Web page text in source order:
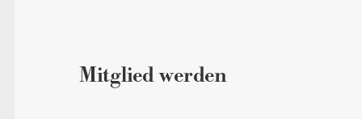
Mitglied werden